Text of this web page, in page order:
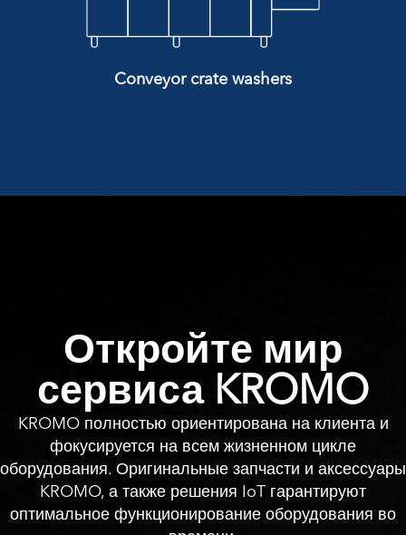
Conveyor crate washers
Откройте мир
сервиса KROMO
KROMO полностью ориентирована на клиента и
фокусируется на всем жизненном цикле
оборудования. Оригинальные запчасти и аксессуары
KROMO, а также решения IoT гарантируют
оптимальное функционирование оборудования во